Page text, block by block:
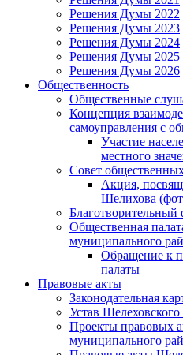
Решения Думы 2022
Решения Думы 2023
Решения Думы 2024
Решения Думы 2025
Решения Думы 2026
Общественность
Общественные
Концепция
самоуправления с
Участие
местного
Совет
Акция,
Шелихова
Общественная
муниципального
Обращение к
палаты
Правовые акты
Законодательная
Устав Шелеховского
Проекты правовых
муниципального